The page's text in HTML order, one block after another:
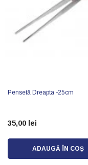
Pensetă Dreapta -25cm
35,00 lei
ADAUGĂ ÎN COȘ